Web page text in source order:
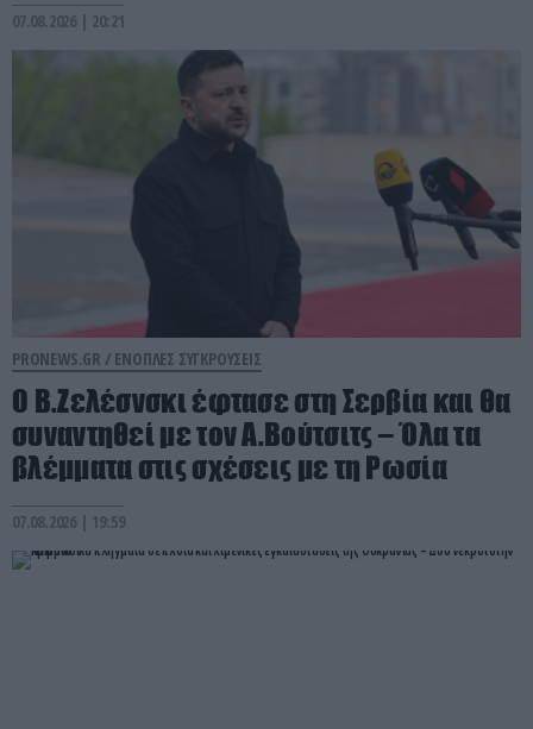
07.08.2026 | 20:21
PRONEWS.GR / ΕΝΟΠΛΕΣ ΣΥΓΚΡΟΥΣΕΙΣ
Ο Β.Ζελέσνσκι έφτασε στη Σερβία και θα
συναντηθεί με τον Α.Βούτσιτς – Όλα τα
βλέμματα στις σχέσεις με τη Ρωσία
07.08.2026 | 19:59